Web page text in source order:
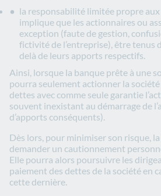
la responsabilité limitée propre
implique que les actionnaires ou
exception (faute de gestion,
fictivité de l’entreprise), être tenus
delà de leurs apports respectifs.
Ainsi, lorsque la banque prête à une
pourra seulement actionner la
dettes avec comme seule garantie
souvent inexistant au démarrage de
d’apports conséquents).
Dès lors, pour minimiser son risque,
demander un cautionnement
Elle pourra alors poursuivre les
paiement des dettes de la société en
cette dernière.